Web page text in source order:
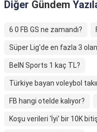
Diğer Gündem
6 0 FB GS ne zamandı?
Süper Lig'de en fazla 3
BeIN Sports 1 kaç TL?
Türkiye bayan voleybol
FB hangi otelde kalıyor?
Koşu verileri 'İyi' bir 10K